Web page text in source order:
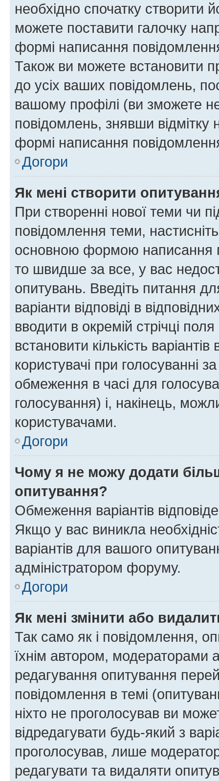
необхідно спочатку створити
можете поставити галочку
формі написання
Також ви можете встановити
до усіх ваших повідомлень,
вашому профілі (ви зможете
повідомлень, знявши відмітку
формі написання
Догори
Як мені створити
При створенні нової теми чи
повідомлення теми,
основною формою написання
то швидше за все, у вас
опитувань. Введіть питання
варіанти відповіді в
вводити в окремій стрічці
встановити кількість
користувачі при голосуванні
обмеження в часі для
голосування) і, накінець,
користувачами.
Догори
Чому я не можу додати
опитування?
Обмеження варіантів
Якщо у вас виникла
варіантів для вашого
адміністратором форуму.
Догори
Як мені змінити або
Так само як і повідомлення,
їхнім автором, модераторами
редагування опитування
повідомлення в темі
ніхто не проголосував ви
відредагувати будь-який з
проголосував, лише
редагувати та видаляти